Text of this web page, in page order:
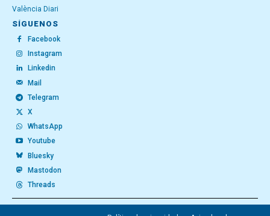
València Diari
SÍGUENOS
Facebook
Instagram
Linkedin
Mail
Telegram
X
WhatsApp
Youtube
Bluesky
Mastodon
Threads